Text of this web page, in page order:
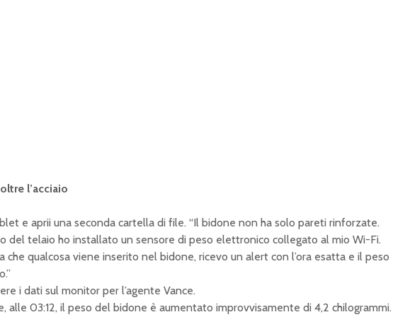
l’acciaio
e aprii una seconda cartella di file. “Il bidone non ha solo pareti rinforzate.
del telaio ho installato un sensore di peso elettronico collegato al mio Wi-Fi.
che qualcosa viene inserito nel bidone, ricevo un alert con l’ora esatta e il peso
i dati sul monitor per l’agente Vance.
alle 03:12, il peso del bidone è aumentato improvvisamente di 4,2 chilogrammi.